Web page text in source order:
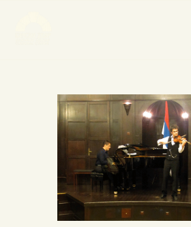
НАСЛОВНА
НОВОСТИ
НАЈАВА ДОГАЂАЈА
БАНСКИ ДВОР
ФОТОГРАФИЈЕ
ВИДЕО